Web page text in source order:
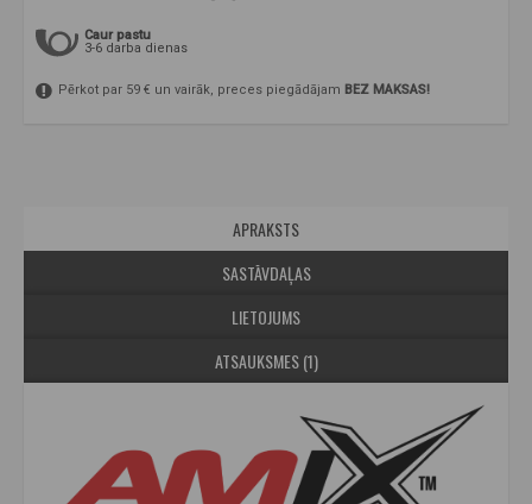
Caur pastu
3-6 darba dienas
Pērkot par 59 € un vairāk, preces piegādājam BEZ MAKSAS!
APRAKSTS
SASTĀVDAĻAS
LIETOJUMS
ATSAUKSMES (1)